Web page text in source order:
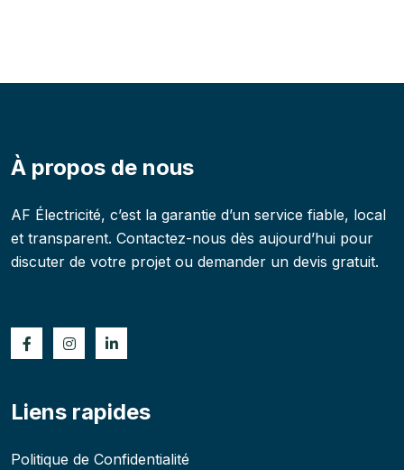
À propos de nous
AF Électricité, c’est la garantie d’un service fiable, local
et transparent. Contactez-nous dès aujourd’hui pour
discuter de votre projet ou demander un devis gratuit.
Liens rapides
Politique de Confidentialité